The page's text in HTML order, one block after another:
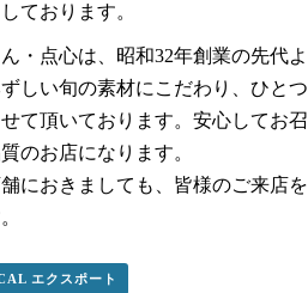
ております。
・点心は、昭和32年創業の先代よ
しい旬の素材にこだわり、ひとつ
て頂いております。安心してお召
のお店になります。
におきましても、皆様のご来店を
エクスポート